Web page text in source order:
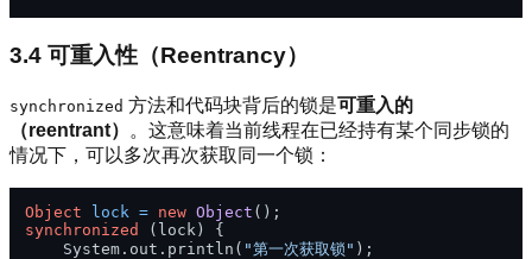
3.4 可重入性（Reentrancy）
synchronized 方法和代码块背后的锁是可重入的
（reentrant）
。这意味着当前线程在已经持有某个同步锁的
情况下，可以多次再次获取同一个锁：
Object lock = new Object
synchronized
(lock) {
    System.out.println(
"第一次获取锁" );